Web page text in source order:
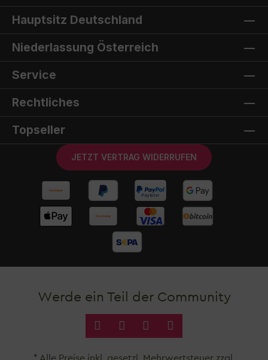
Hauptsitz Deutschland
Niederlassung Österreich
Service
Rechtliches
Topseller
JETZT VERTRAG WIDERRUFEN
Werde ein Teil der Community